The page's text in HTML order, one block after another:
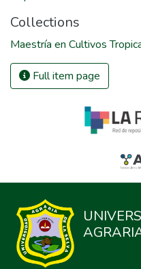
Collections
Maestría en Cultivos
Full item page